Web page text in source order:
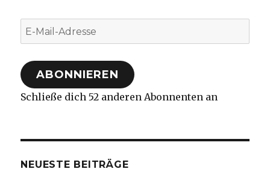
E-
Mail-
Adresse
ABONNIEREN
Schließe dich 52 anderen Abonnenten an
NEUESTE BEITRÄGE